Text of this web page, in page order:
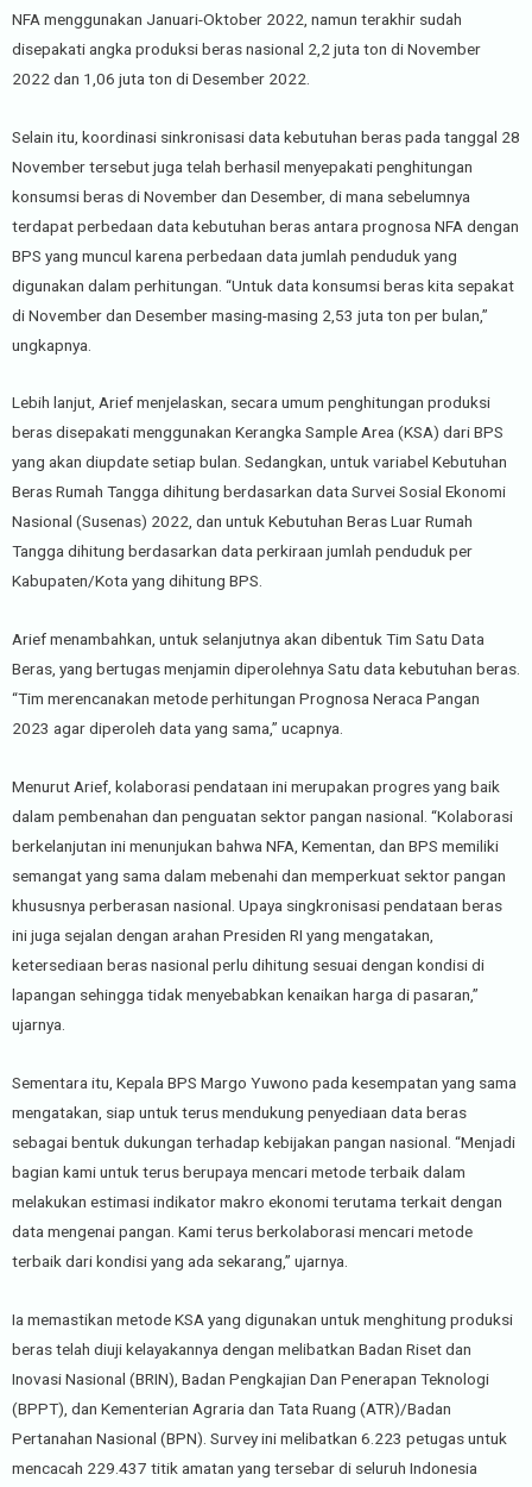
NFA menggunakan Januari-Oktober 2022, namun terakhir sudah
disepakati angka produksi beras nasional 2,2 juta ton di November
2022 dan 1,06 juta ton di Desember 2022.
Selain itu, koordinasi sinkronisasi data kebutuhan beras pada tanggal 28
November tersebut juga telah berhasil menyepakati penghitungan
konsumsi beras di November dan Desember, di mana sebelumnya
terdapat perbedaan data kebutuhan beras antara prognosa NFA dengan
BPS yang muncul karena perbedaan data jumlah penduduk yang
digunakan dalam perhitungan. “Untuk data konsumsi beras kita sepakat
di November dan Desember masing-masing 2,53 juta ton per bulan,”
ungkapnya.
Lebih lanjut, Arief menjelaskan, secara umum penghitungan produksi
beras disepakati menggunakan Kerangka Sample Area (KSA) dari BPS
yang akan diupdate setiap bulan. Sedangkan, untuk variabel Kebutuhan
Beras Rumah Tangga dihitung berdasarkan data Survei Sosial Ekonomi
Nasional (Susenas) 2022, dan untuk Kebutuhan Beras Luar Rumah
Tangga dihitung berdasarkan data perkiraan jumlah penduduk per
Kabupaten/Kota yang dihitung BPS.
Arief menambahkan, untuk selanjutnya akan dibentuk Tim Satu Data
Beras, yang bertugas menjamin diperolehnya Satu data kebutuhan beras.
“Tim merencanakan metode perhitungan Prognosa Neraca Pangan
2023 agar diperoleh data yang sama,” ucapnya.
Menurut Arief, kolaborasi pendataan ini merupakan progres yang baik
dalam pembenahan dan penguatan sektor pangan nasional. “Kolaborasi
berkelanjutan ini menunjukan bahwa NFA, Kementan, dan BPS memiliki
semangat yang sama dalam mebenahi dan memperkuat sektor pangan
khususnya perberasan nasional. Upaya singkronisasi pendataan beras
ini juga sejalan dengan arahan Presiden RI yang mengatakan,
ketersediaan beras nasional perlu dihitung sesuai dengan kondisi di
lapangan sehingga tidak menyebabkan kenaikan harga di pasaran,”
ujarnya.
Sementara itu, Kepala BPS Margo Yuwono pada kesempatan yang sama
mengatakan, siap untuk terus mendukung penyediaan data beras
sebagai bentuk dukungan terhadap kebijakan pangan nasional. “Menjadi
bagian kami untuk terus berupaya mencari metode terbaik dalam
melakukan estimasi indikator makro ekonomi terutama terkait dengan
data mengenai pangan. Kami terus berkolaborasi mencari metode
terbaik dari kondisi yang ada sekarang,” ujarnya.
Ia memastikan metode KSA yang digunakan untuk menghitung produksi
beras telah diuji kelayakannya dengan melibatkan Badan Riset dan
Inovasi Nasional (BRIN), Badan Pengkajian Dan Penerapan Teknologi
(BPPT), dan Kementerian Agraria dan Tata Ruang (ATR)/Badan
Pertanahan Nasional (BPN). Survey ini melibatkan 6.223 petugas untuk
mencacah 229.437 titik amatan yang tersebar di seluruh Indonesia